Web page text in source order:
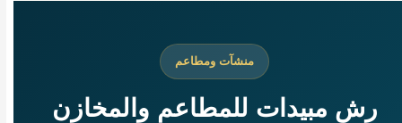
منشآت ومطاعم
رش مبيدات للمطاعم والمخازن